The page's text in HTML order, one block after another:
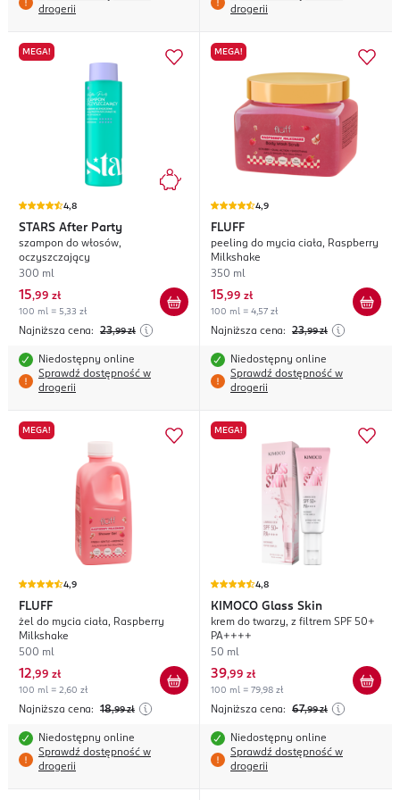
drogerii
drogerii
MEGA!
4,8
STARS After Party
szampon do włosów,
oczyszczający
300 ml
15,99 zł
100 ml = 5,33 zł
Najniższa cena: 23,99 zł
Niedostępny online
Sprawdź dostępność w
drogerii
MEGA!
4,9
FLUFF
peeling do mycia ciała, Raspberry
Milkshake
350 ml
15,99 zł
100 ml = 4,57 zł
Najniższa cena: 23,99 zł
Niedostępny online
Sprawdź dostępność w
drogerii
MEGA!
4,9
FLUFF
żel do mycia ciała, Raspberry
Milkshake
500 ml
12,99 zł
100 ml = 2,60 zł
Najniższa cena: 18,99 zł
Niedostępny online
Sprawdź dostępność w
drogerii
MEGA!
4,8
KIMOCO Glass Skin
krem do twarzy, z filtrem SPF 50+
PA++++
50 ml
39,99 zł
100 ml = 79,98 zł
Najniższa cena: 67,99 zł
Niedostępny online
Sprawdź dostępność w
drogerii